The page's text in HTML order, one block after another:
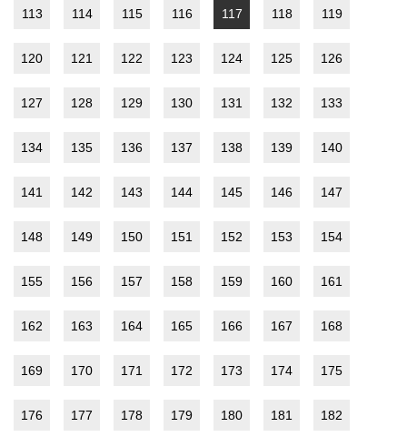
113 114 115 116 117 118 119
120 121 122 123 124 125 126
127 128 129 130 131 132 133
134 135 136 137 138 139 140
141 142 143 144 145 146 147
148 149 150 151 152 153 154
155 156 157 158 159 160 161
162 163 164 165 166 167 168
169 170 171 172 173 174 175
176 177 178 179 180 181 182